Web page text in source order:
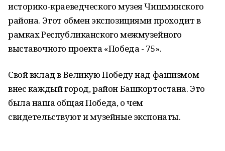
историко-краеведческого музея Чишминского
района. Этот обмен экспозициями проходит в
рамках Республиканского межмузейного
выставочного проекта «Победа - 75».
Свой вклад в Великую Победу над фашизмом
внес каждый город, район Башкортостана. Это
была наша общая Победа, о чем
свидетельствуют и музейные экспонаты.